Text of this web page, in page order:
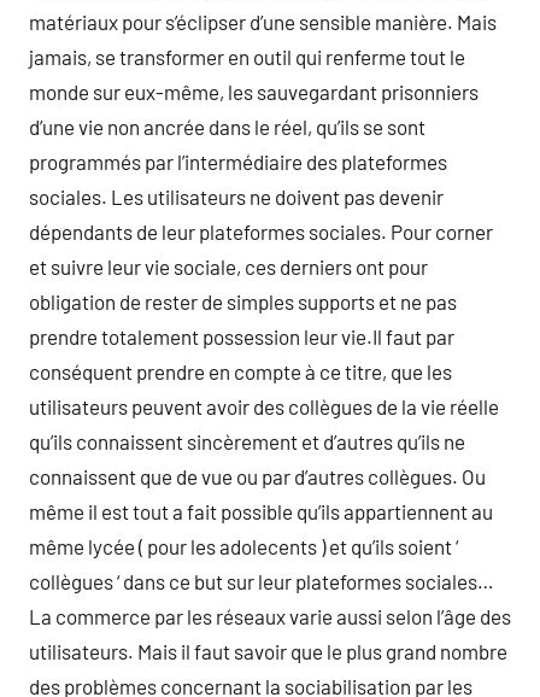
matériaux pour s’éclipser d’une sensible manière. Mais
jamais, se transformer en outil qui renferme tout le
monde sur eux-même, les sauvegardant prisonniers
d’une vie non ancrée dans le réel, qu’ils se sont
programmés par l’intermédiaire des plateformes
sociales. Les utilisateurs ne doivent pas devenir
dépendants de leur plateformes sociales. Pour corner
et suivre leur vie sociale, ces derniers ont pour
obligation de rester de simples supports et ne pas
prendre totalement possession leur vie.Il faut par
conséquent prendre en compte à ce titre, que les
utilisateurs peuvent avoir des collègues de la vie réelle
qu’ils connaissent sincèrement et d’autres qu’ils ne
connaissent que de vue ou par d’autres collègues. Ou
même il est tout a fait possible qu’ils appartiennent au
même lycée ( pour les adolecents ) et qu’ils soient ‘
collègues ‘ dans ce but sur leur plateformes sociales…
La commerce par les réseaux varie aussi selon l’âge des
utilisateurs. Mais il faut savoir que le plus grand nombre
des problèmes concernant la sociabilisation par les